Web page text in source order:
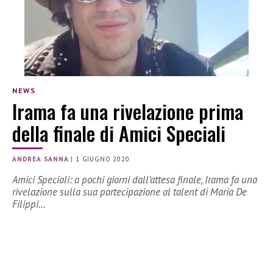
NEWS
Irama fa una rivelazione prima
della finale di Amici Speciali
ANDREA SANNA | 1 GIUGNO 2020
Amici Speciali: a pochi giorni dall’attesa finale, Irama fa una
rivelazione sulla sua partecipazione al talent di Maria De
Filippi…